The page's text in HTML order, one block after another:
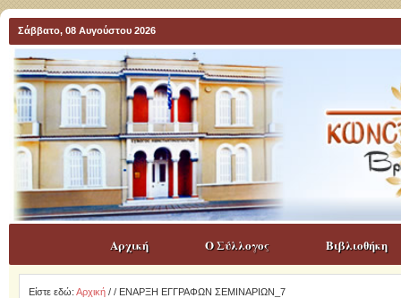
Σάββατο, 08 Αυγούστου 2026
Αρχική Ο Σύλλογος Βιβλιοθήκη
Είστε εδώ: Αρχική/ / ΕΝΑΡΞΗ ΕΓΓΡΑΦΩΝ ΣΕΜΙΝΑΡΙΩΝ_7